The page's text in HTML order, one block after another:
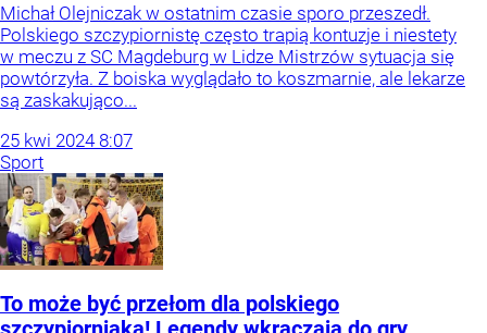
Michał Olejniczak w ostatnim czasie sporo przeszedł.
Polskiego szczypiornistę często trapią kontuzje i niestety
w meczu z SC Magdeburg w Lidze Mistrzów sytuacja się
powtórzyła. Z boiska wyglądało to koszmarnie, ale lekarze
są zaskakująco...
25 kwi 2024 8:07
Sport
To może być przełom dla polskiego